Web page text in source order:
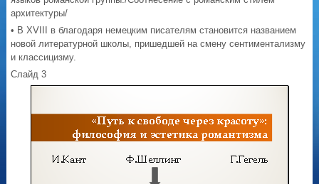
архитектуры/
• В XVIII в благодаря немецким писателям становится названием
новой литературной школы, пришедшей на смену сентиментализму
и классицизму.
Слайд 3